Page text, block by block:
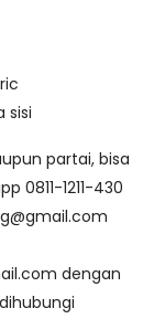
sisi
partai, bisa
0811-1211-430
dengan